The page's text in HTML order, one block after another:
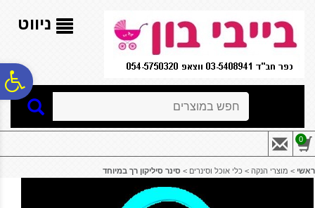
נגישות
אתר
המרכזי
ניווט
0
ראשי > מוצרי הנקה > כלי אוכל וסינרים > סינר סיליקון רך במיוחד